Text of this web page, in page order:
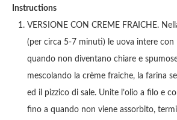
Instructions
VERSIONE CON CREME FRAICHE.
(per circa 5-7 minuti) le uova intere con
quando non diventano chiare e
mescolando la crème fraiche, la farina
ed il pizzico di sale. Unite l’olio a filo e
fino a quando non viene assorbito,